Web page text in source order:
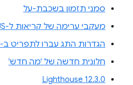
סמני תזמון בשכבת-על
מעקבי ערימה של קריאות ל-JS בסיכום
הגדרות התג עברו לתפריט ב-Elements
חלונית חדשה של 'מה חדש'
Lighthouse 12.3.0